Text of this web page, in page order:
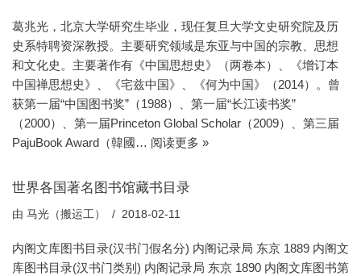
葛兆光，北京大学研究生毕业，现任复旦大学文史研究院及历
史系特聘资深教授。主要研究领域是东亚与中国的宗教、思想
和文化史。主要著作有《中国思想史》（两卷本）、《增订本
中国禅思想史》、《宅兹中国》、《何为中国》（2014）。曾
获第一届“中国图书奖”（1988）、第一届“长江读书奖”
（2000）、第一届Princeton Global Scholar（2009）、第三届
PajuBook Award（韓國… 阅读更多 »
世界各国著名图书馆藏书目录
由 马光（搬运工） 2018-02-11
内阁文库图书目录(汉书门假名分) 内阁记录局 东京 1889 内阁文
库图书目录(汉书门类别) 内阁记录局 东京 1890 内阁文库图书第